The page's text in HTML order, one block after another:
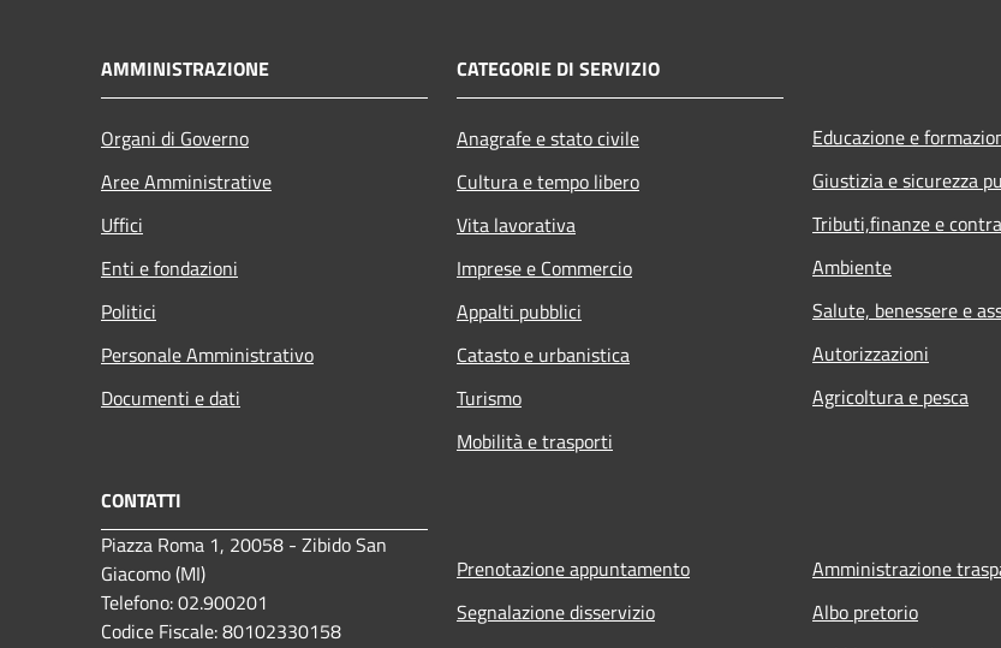
AMMINISTRAZIONE
Organi di Governo
Aree Amministrative
Uffici
Enti e fondazioni
Politici
Personale Amministrativo
Documenti e dati
CATEGORIE DI SERVIZIO
Anagrafe e stato civile
Cultura e tempo libero
Vita lavorativa
Imprese e Commercio
Appalti pubblici
Catasto e urbanistica
Turismo
Mobilità e trasporti
Educazione e
Giustizia e sicurezza
Tributi,finanze e
Ambiente
Salute, benessere e
Autorizzazioni
Agricoltura e pesca
CONTATTI
Piazza Roma 1, 20058 - Zibido San
Giacomo (MI)
Telefono: 02.900201
Codice Fiscale: 80102330158
Prenotazione appuntamento
Segnalazione disservizio
Amministrazione
Albo pretorio